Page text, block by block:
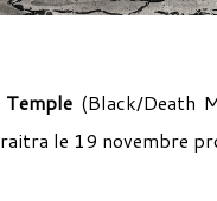
Temple(Black/Death
le 19 novembre